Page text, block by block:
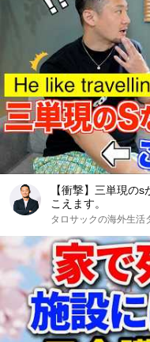
【衝撃】三単現の
こえます。
タロサックの海外生活